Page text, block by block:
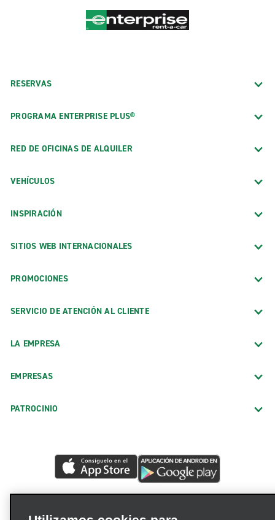
RESERVAS
PROGRAMA ENTERPRISE PLUS®
RED DE OFICINAS DE ALQUILER
VEHÍCULOS
INSPIRACIÓN
SITIOS WEB INTERNACIONALES
PROMOCIONES
SERVICIO DE ATENCIÓN AL CLIENTE
LA EMPRESA
EMPRESAS
PATROCINIO